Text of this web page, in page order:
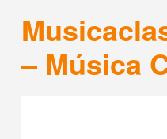
– Música